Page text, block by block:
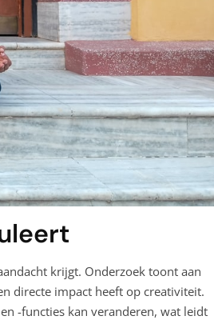
krijgt. Onderzoek toont aan
directe impact heeft op creativiteit.
-functies kan veranderen, wat leidt